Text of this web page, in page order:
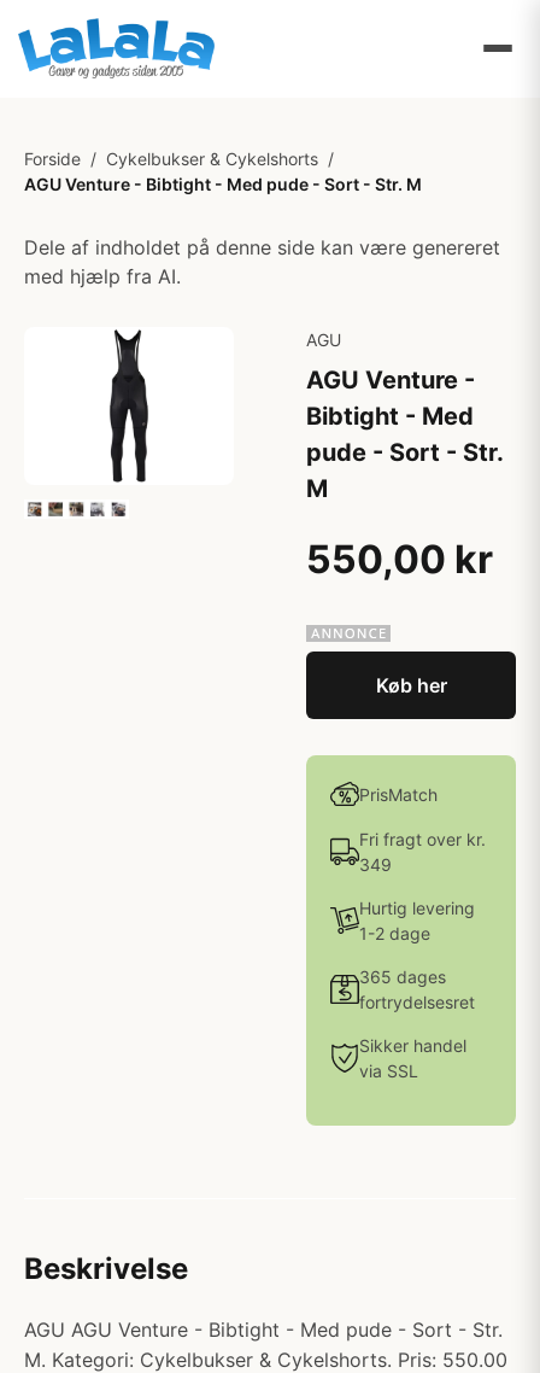
Forside / Cykelbukser & Cykelshorts /
AGU Venture - Bibtight - Med pude - Sort - Str. M
Dele af indholdet på denne side kan være genereret
med hjælp fra AI.
AGU
AGU Venture -
Bibtight - Med
pude - Sort - Str.
M
550,00 kr
Køb her
PrisMatch
Fri fragt over kr.
349
Hurtig levering
1-2 dage
365 dages
fortrydelsesret
Sikker handel
via SSL
Beskrivelse
AGU AGU Venture - Bibtight - Med pude - Sort - Str.
M. Kategori: Cykelbukser & Cykelshorts. Pris: 550.00